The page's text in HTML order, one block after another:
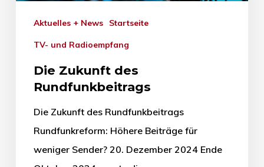
Aktuelles + News Startseite
TV- und Radioempfang
Die Zukunft des
Rundfunkbeitrags
Die Zukunft des Rundfunkbeitrags
Rundfunkreform: Höhere Beiträge für
weniger Sender? 20. Dezember 2024 Ende